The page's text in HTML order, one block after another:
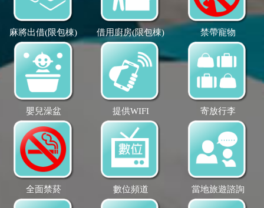
麻將出借(限包棟) 借用廚房(限包棟) 禁帶寵物
嬰兒澡盆 提供WIFI 寄放行李
全面禁菸 數位頻道 當地旅遊諮詢